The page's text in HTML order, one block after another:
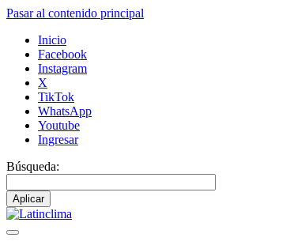
Pasar al contenido principal
Inicio
Facebook
Instagram
X
TikTok
WhatsApp
Youtube
Ingresar
Búsqueda: